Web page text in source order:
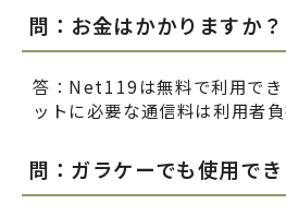
問：お金はかかりますか？
答：Net119は無料で利用でき
ットに必要な通信料は利用者負
問：ガラケーでも使用でき